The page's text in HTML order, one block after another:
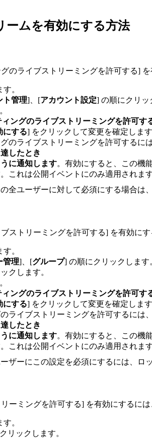
ームを有効にする方法
のライブストリーミングを許可する]
。
ト管理]、[アカウント設定] の順にクリッ
ィングのライブストリーミングを許可す
にする] をクリックして変更を確定します
のライブストリーミングを許可するに
したとき
に通知します。有効にすると、この機
これは公開イベントにのみ適用されます
全ユーザーに対して必須にする場合は
ストリーミングを許可する] を有効に
。
管理]、[グループ] の順にクリックします
クします。
ィングのライブストリーミングを許可す
にする] をクリックして変更を確定します
ライブストリーミングを許可するには
したとき
に通知します。有効にすると、この機
これは公開イベントにのみ適用されます
ザーにこの設定を必須にするには、ロ
ーミングを許可する] を有効にするには
。
リックします。